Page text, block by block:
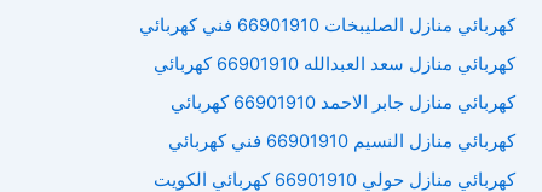
كهربائي منازل الصليبخات 66901910 فني كهربائي
كهربائي منازل سعد العبدالله 66901910 كهربائي
كهربائي منازل جابر الاحمد 66901910 كهربائي
كهربائي منازل النسيم 66901910 فني كهربائي
كهربائي منازل حولي 66901910 كهربائي الكويت